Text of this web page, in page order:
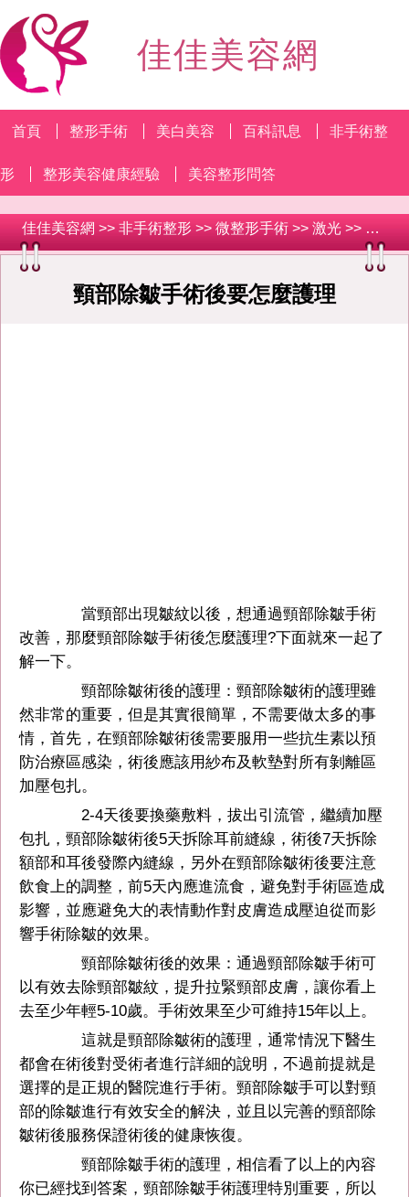
佳佳美容網
首頁 整形手術 美白美容 百科訊息 非手術整
形 整形美容健康經驗 美容整形問答
佳佳美容網 >> 非手術整形 >> 微整形手術 >> 激光 >> 頸部除皺手術後要怎麼護理
頸部除皺手術後要怎麼護理
當頸部出現皺紋以後，想通過頸部除皺手術
改善，那麼頸部除皺手術後怎麼護理?下面就來一起了
解一下。
頸部除皺術後的護理：頸部除皺術的護理雖
然非常的重要，但是其實很簡單，不需要做太多的事
情，首先，在頸部除皺術後需要服用一些抗生素以預
防治療區感染，術後應該用紗布及軟墊對所有剝離區
加壓包扎。
2-4天後要換藥敷料，拔出引流管，繼續加壓
包扎，頸部除皺術後5天拆除耳前縫線，術後7天拆除
額部和耳後發際內縫線，另外在頸部除皺術後要注意
飲食上的調整，前5天內應進流食，避免對手術區造成
影響，並應避免大的表情動作對皮膚造成壓迫從而影
響手術除皺的效果。
頸部除皺術後的效果：通過頸部除皺手術可
以有效去除頸部皺紋，提升拉緊頸部皮膚，讓你看上
去至少年輕5-10歲。手術效果至少可維持15年以上。
這就是頸部除皺術的護理，通常情況下醫生
都會在術後對受術者進行詳細的說明，不過前提就是
選擇的是正規的醫院進行手術。頸部除皺手可以對頸
部的除皺進行有效安全的解決，並且以完善的頸部除
皺術後服務保證術後的健康恢復。
頸部除皺手術的護理，相信看了以上的內容
你已經找到答案，頸部除皺手術護理特別重要，所以